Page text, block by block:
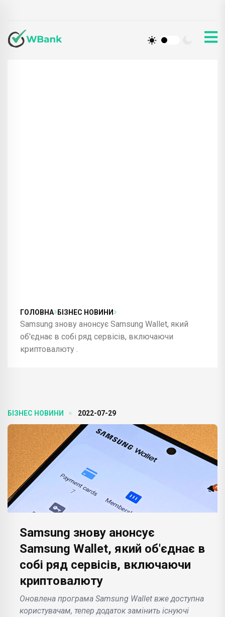
ГОЛОВНА БІЗНЕС НОВИНИ
Samsung знову анонсує Samsung Wallet, який
об'єднає в собі ряд сервісів, включаючи
криптовалюту .
БІЗНЕС НОВИНИ 2022-07-29
Samsung знову анонсує
Samsung Wallet, який об'єднає в
собі ряд сервісів, включаючи
криптовалюту
Оновлена програма Samsung Wallet вже доступна
користувачам, тепер додаток замінить існуючі